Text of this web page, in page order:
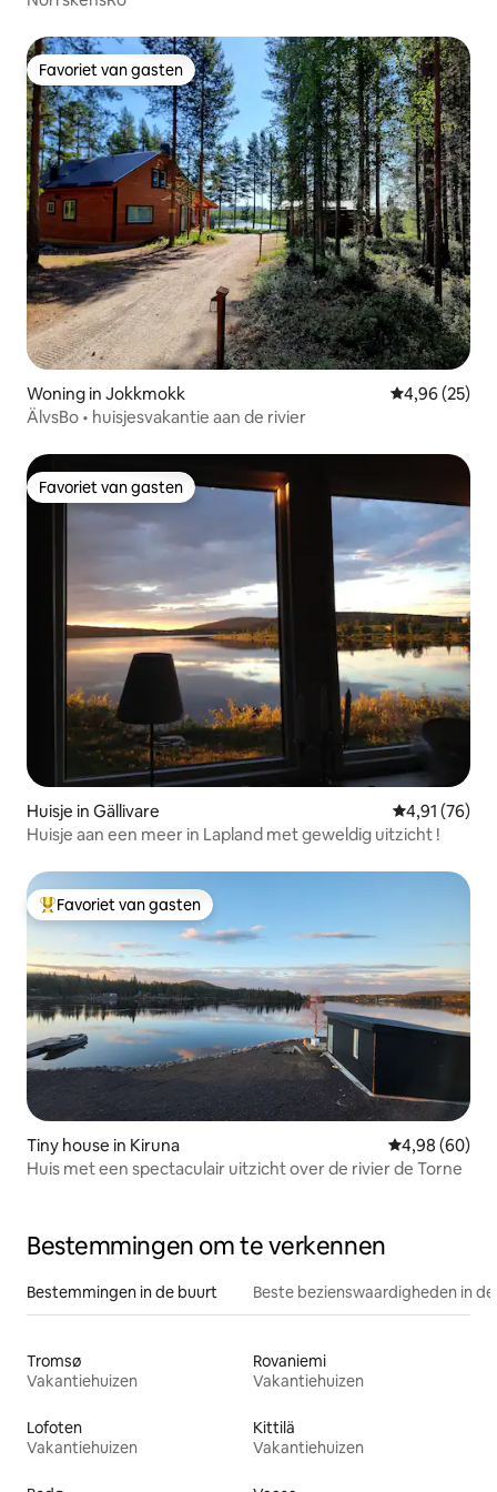
Favoriet van gasten
Favoriet van gasten
Woning in Jokkmokk Gemiddelde
4,96 (25)
ÄlvsBo • huisjesvakantie aan de rivier
Favoriet van gasten
Favoriet van gasten
Huisje in Gällivare Gemiddelde
4,91 (76)
Huisje aan een meer in Lapland met geweldig uitzicht !
Topfavoriet van gasten
Favoriet van gasten
Tiny house in Kiruna Gemiddelde
4,98 (60)
Huis met een spectaculair uitzicht over de rivier de Torne
Bestemmingen om te verkennen
Bestemmingen in de buurt Beste bezienswaardigheden in
Tromsø
Vakantiehuizen
Rovaniemi
Vakantiehuizen
Lofoten
Vakantiehuizen
Kittilä
Vakantiehuizen